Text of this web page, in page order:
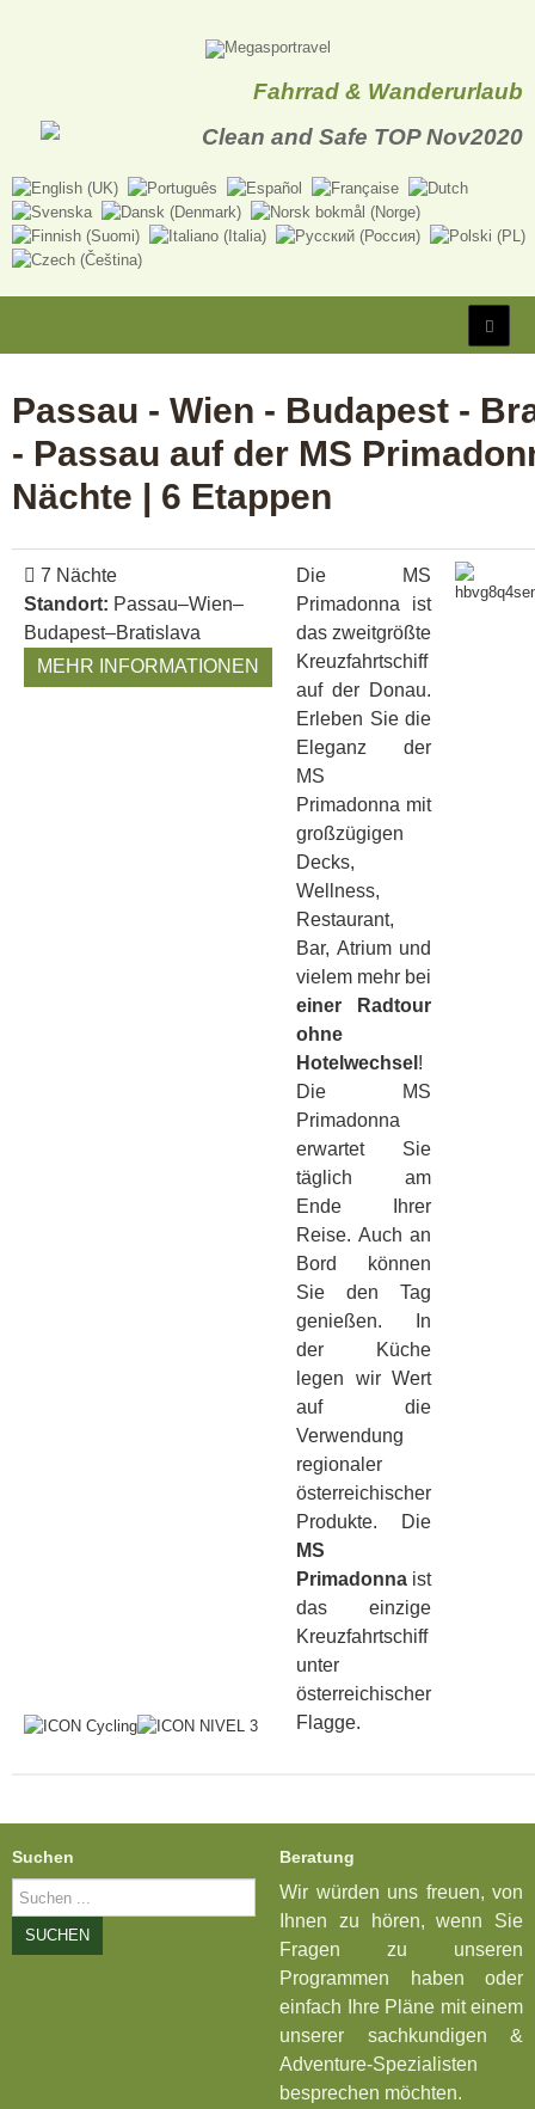
Fahrrad & Wanderurlaub
Passau - Wien - Budapest -
- Passau auf der MS
Nächte | 6 Etappen
7 Nächte
Standort: Passau–Wien–
Budapest–Bratislava
MEHR INFORMATIONEN
Die MS
Primadonna ist
das zweitgrößte
Kreuzfahrtschiff
auf der Donau.
Erleben Sie die
Eleganz der
MS
Primadonna mit
großzügigen
Decks,
Wellness,
Restaurant,
Bar, Atrium und
vielem mehr bei
einer Radtour
ohne
Hotelwechsel !
Die MS
Primadonna
erwartet Sie
täglich am
Ende Ihrer
Reise. Auch an
Bord können
Sie den Tag
genießen. In
der Küche
legen wir Wert
auf die
Verwendung
regionaler
österreichischer
Produkte. Die
MS
Primadonna ist
das einzige
Kreuzfahrtschiff
unter
österreichischer
Flagge.
Suchen
Suchen
...
SUCHEN
Beratung
Wir würden uns freuen, von
Ihnen zu hören, wenn Sie
Fragen zu unseren
Programmen haben oder
einfach Ihre Pläne mit einem
unserer sachkundigen &
Adventure-Spezialisten
besprechen möchten.